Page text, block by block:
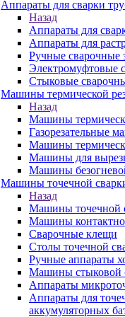
Аппараты для сварки
Назад
Аппараты для
Аппараты для
Ручные сварочные
Электромуфтовые
Стыковые
Машины термической
Назад
Машины
Газорезательные
Машины
Машины для
Машины
Машины точечной
Назад
Машины точечной
Машины
Сварочные клещи
Столы точечной
Ручные аппараты
Машины стыковой
Аппараты
Аппараты для
аккумуляторных